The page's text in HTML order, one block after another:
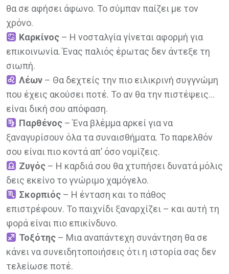
θα σε αφήσει άφωνο. Το σύμπαν παίζει με τον
χρόνο.
Καρκίνος– Η νοσταλγία γίνεται αφορμή για
επικοινωνία. Ένας παλιός έρωτας δεν άντεξε τη
σιωπή.
Λέων– Θα δεχτείς την πιο ειλικρινή συγγνώμη
που έχεις ακούσει ποτέ. Το αν θα την πιστέψεις…
είναι δική σου απόφαση.
Παρθένος– Ένα βλέμμα αρκεί για να
ξαναγυρίσουν όλα τα συναισθήματα. Το παρελθόν
σου είναι πιο κοντά απ’ όσο νομίζεις.
Ζυγός– Η καρδιά σου θα χτυπήσει δυνατά μόλις
δεις εκείνο το γνώριμο χαμόγελο.
Σκορπιός– Η ένταση και το πάθος
επιστρέφουν. Το παιχνίδι ξαναρχίζει – και αυτή τη
φορά είναι πιο επικίνδυνο.
Τοξότης– Μια αναπάντεχη συνάντηση θα σε
κάνει να συνειδητοποιήσεις ότι η ιστορία σας δεν
τελείωσε ποτέ.